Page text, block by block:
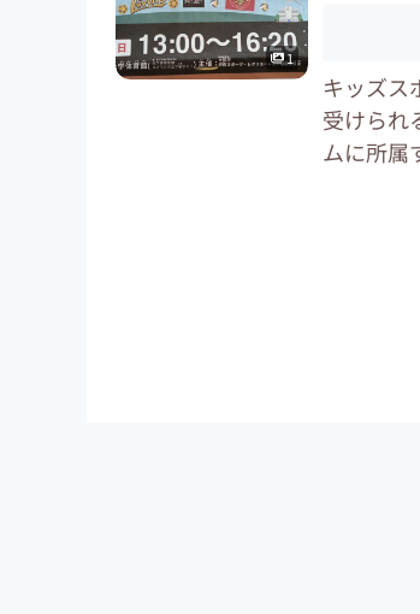
1
キッズス
受けられ
ムに所属